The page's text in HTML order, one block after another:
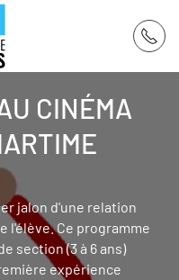
CINÉMA
jalon d'une relation
l'élève. Ce programme
section (3 à 6 ans)
expérience